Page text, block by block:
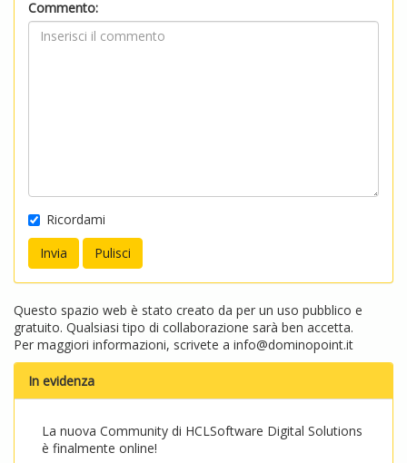
Commento:
Ricordami
Questo spazio web è stato creato da per un uso pubblico e
gratuito. Qualsiasi tipo di collaborazione sarà ben accetta.
Per maggiori informazioni, scrivete a info@dominopoint.it
In evidenza
La nuova Community di HCLSoftware Digital Solutions
è finalmente online!